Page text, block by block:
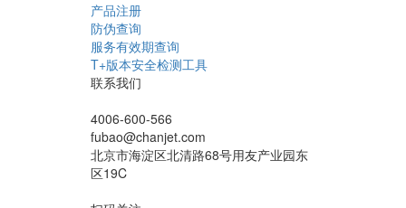
产品注册
防伪查询
服务有效期查询
T+版本安全检测工具
联系我们
4006-600-566
fubao@chanjet.com
北京市海淀区北清路68号用友产业园东
区19C